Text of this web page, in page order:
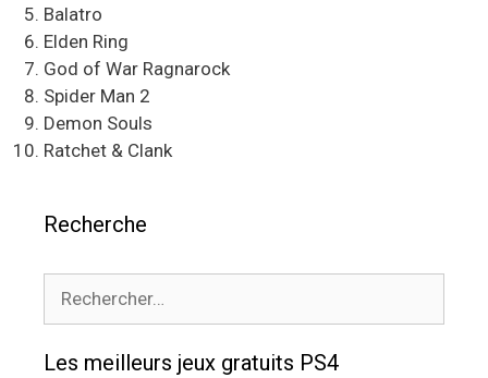
Balatro
Elden Ring
God of War Ragnarock
Spider Man 2
Demon Souls
Ratchet & Clank
Recherche
Les meilleurs jeux gratuits PS4